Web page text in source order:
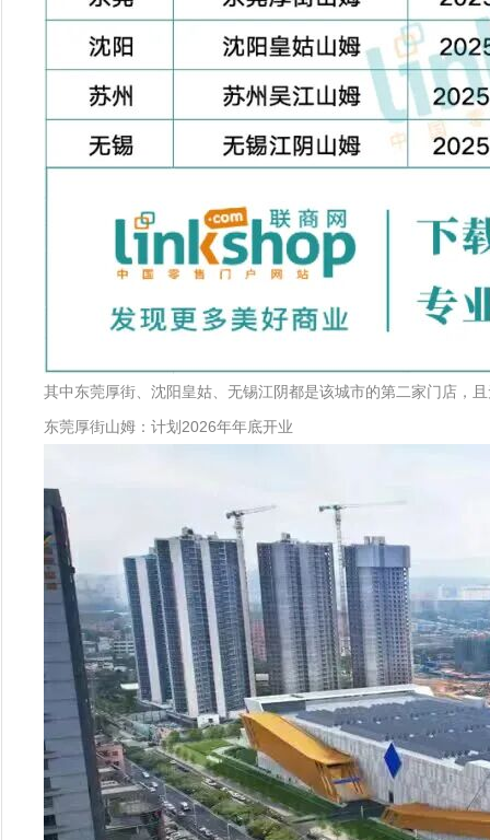
其中东莞厚街、沈阳皇姑、无锡江阴都是该城市的第二家门店，
东莞厚街山姆：计划2026年年底开业